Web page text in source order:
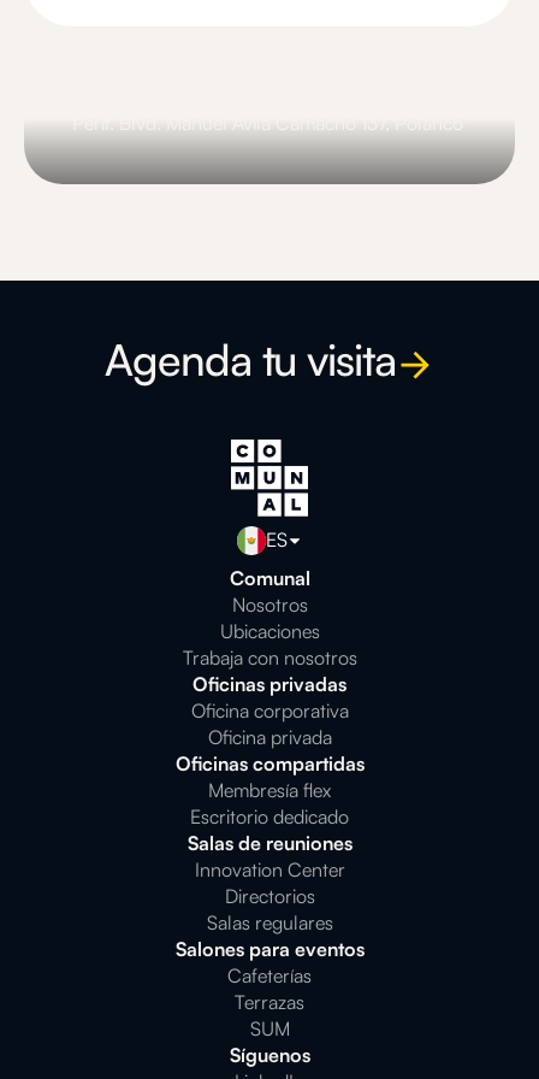
Agenda tu visita
ES
Comunal
Nosotros
Ubicaciones
Trabaja con nosotros
Oficinas privadas
Oficina corporativa
Oficina privada
Oficinas compartidas
Membresía flex
Escritorio dedicado
Salas de reuniones
Innovation Center
Directorios
Salas regulares
Salones para eventos
Cafeterías
Terrazas
SUM
Síguenos